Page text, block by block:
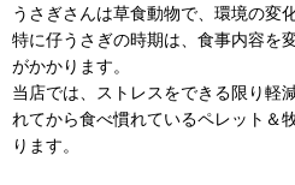
うさぎさんは草食動物で、環境の変
特に仔うさぎの時期は、食事内容を
がかかります。
当店では、ストレスをできる限り軽
れてから食べ慣れているペレット＆
ります。